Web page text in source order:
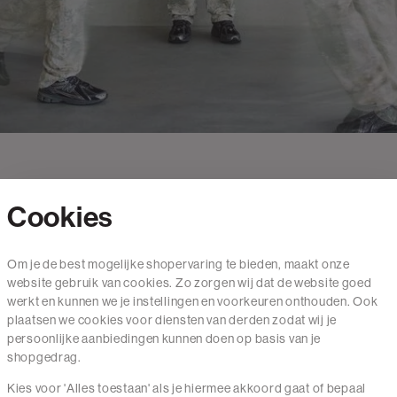
Mail ons
020 - 3412 650
Van maandag t/m vrijdag van 8.30 uur tot 18.00 uur.
Cookies
Om je de best mogelijke shopervaring te bieden, maakt onze
website gebruik van cookies. Zo zorgen wij dat de website goed
werkt en kunnen we je instellingen en voorkeuren onthouden. Ook
plaatsen we cookies voor diensten van derden zodat wij je
persoonlijke aanbiedingen kunnen doen op basis van je
shopgedrag.
Kies voor 'Alles toestaan' als je hiermee akkoord gaat of bepaal